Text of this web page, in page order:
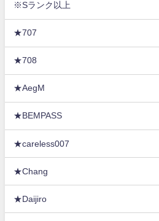
※Sランク以上
★707
★708
★AegM
★BEMPASS
★careless007
★Chang
★Daijiro